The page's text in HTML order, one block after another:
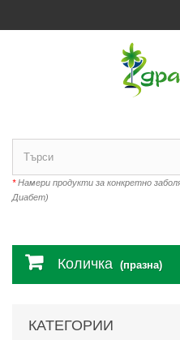
*Намери продукти за конкретно
Диабет)
Количка (празна)
КАТЕГОРИИ